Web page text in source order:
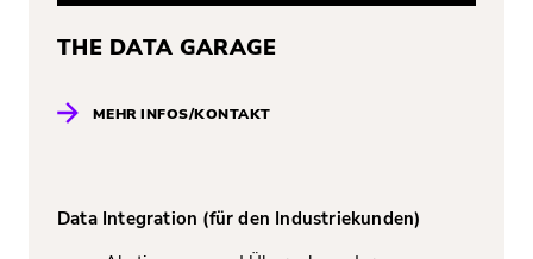
THE DATA GARAGE
MEHR INFOS/KONTAKT
Data Integration (für den Industriekunden)